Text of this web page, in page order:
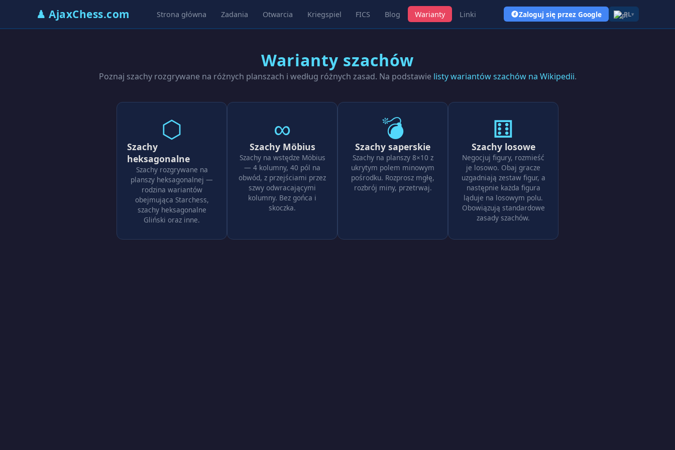
♟ AjaxChess.com Strona główna Zadania Otwarcia Kriegspiel FICS Blog Warianty Linki Zaloguj się przez Google PL▾
Warianty szachów
Poznaj szachy rozgrywane na różnych planszach i według różnych zasad. Na podstawie listy wariantów szachów na Wikipedii.
⬡
Szachy
heksagonalne
Szachy rozgrywane na
planszy heksagonalnej —
rodzina wariantów
obejmująca Starchess,
szachy heksagonalne
Gliński oraz inne.
∞
Szachy Möbius
Szachy na wstędze Möbius
— 4 kolumny, 40 pól na
obwód, z przejściami przez
szwy odwracającymi
kolumny. Bez gońca i
skoczka.
💣
Szachy saperskie
Szachy na planszy 8×10 z
ukrytym polem minowym
pośrodku. Rozprosz mgłę,
rozbrój miny, przetrwaj.
⚅
Szachy losowe
Negocjuj figury, rozmieść
je losowo. Obaj gracze
uzgadniają zestaw figur, a
następnie każda figura
ląduje na losowym polu.
Obowiązują standardowe
zasady szachów.